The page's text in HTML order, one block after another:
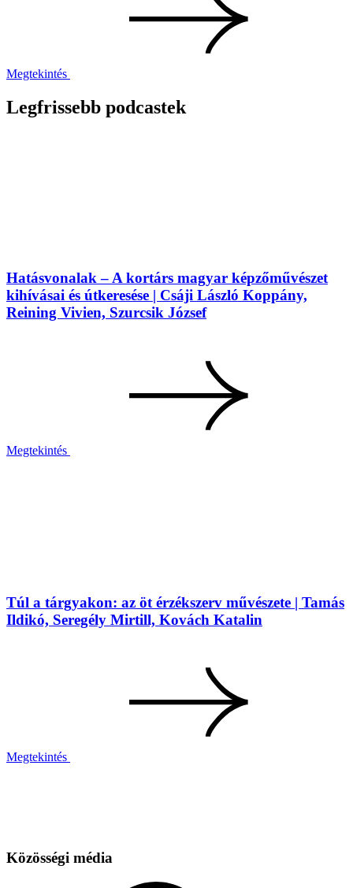
Megtekintés
Legfrissebb podcastek
Hatásvonalak – A kortárs magyar képzőművészet
kihívásai és útkeresése | Csáji László Koppány,
Reining Vivien, Szurcsik József
Megtekintés
Túl a tárgyakon: az öt érzékszerv művészete | Tamás
Ildikó, Seregély Mirtill, Kovách Katalin
Megtekintés
Közösségi média